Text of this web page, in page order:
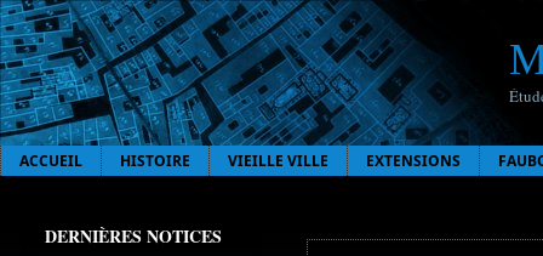
ACCUEIL HISTOIRE VIEILLE VILLE EXTENSIONS
DERNIÈRES NOTICES